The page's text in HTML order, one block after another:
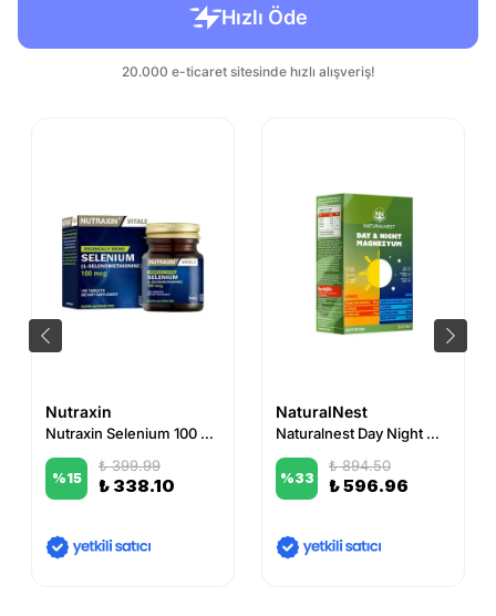
Nutraxin
Nutraxin Selenium 100 mcg 100 Tablet
%15
₺ 399.99
₺ 338.10
NaturalNest
Naturalnest Day Night Magnezyum 30+30 Tablet
%33
₺ 894.50
₺ 596.96